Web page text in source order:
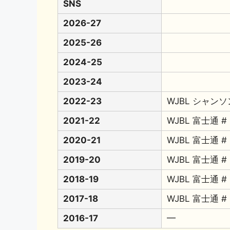
SNS
2026-27
2025-26
2024-25
2023-24
2022-23
WJBL シャン
2021-22
WJBL 富士通 #
2020-21
WJBL 富士通 #
2019-20
WJBL 富士通 #
2018-19
WJBL 富士通 #
2017-18
WJBL 富士通 #
2016-17
━